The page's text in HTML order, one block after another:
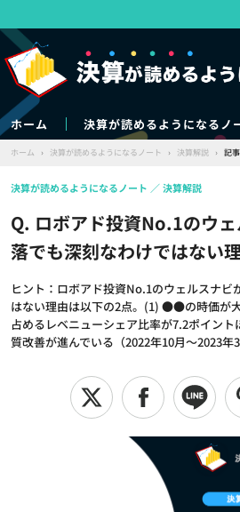
ホーム 決算が読めるようになるノ
ホーム › 決算が読めるようになるノート › 決算解説 › 記事
Q. ロボアド投資No.1のウ
落でも深刻なわけではない
ヒント：ロボアド投資No.1のウェルスナビ
はない理由は以下の2点。(1) ●●の時価が
占めるレベニューシェア比率が7.2ポイン
質改善が進んでいる（2022年10月～2023年3
決算が読めるようになるノート 決算解説